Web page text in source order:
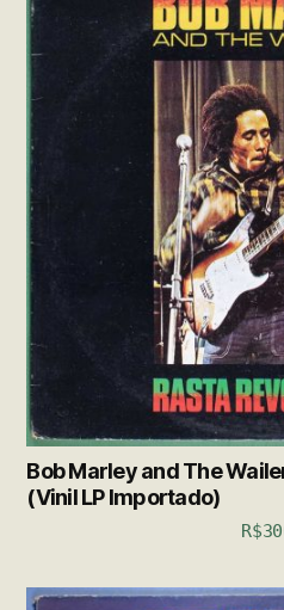
Bob Marley and The
(Vinil LP Importado)
R$